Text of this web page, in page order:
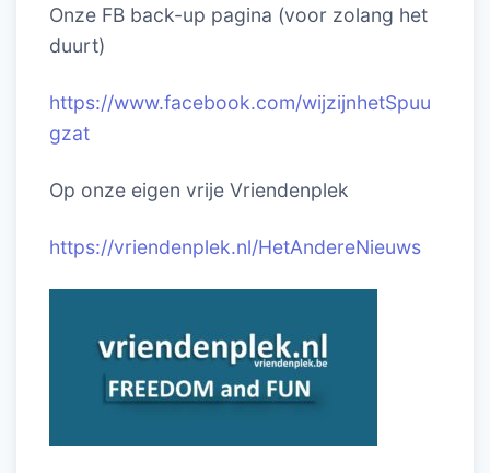
Onze FB back-up pagina (voor zolang het
duurt)
https://www.facebook.com/wijzijnhetSpuu
gzat
Op onze eigen vrije Vriendenplek
https://vriendenplek.nl/HetAndereNieuws